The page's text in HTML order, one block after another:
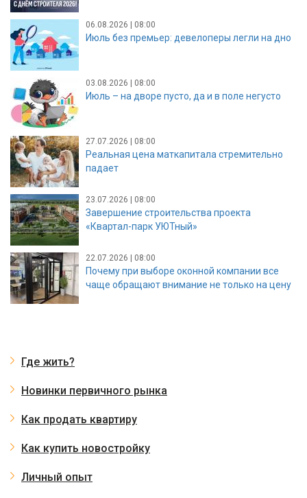
06.08.2026 | 08:00
Июль без премьер: девелоперы легли на дно
03.08.2026 | 08:00
Июль – на дворе пусто, да и в поле негусто
27.07.2026 | 08:00
Реальная цена маткапитала стремительно
падает
23.07.2026 | 08:00
Завершение строительства проекта
«Квартал-парк УЮТный»
22.07.2026 | 08:00
Почему при выборе оконной компании все
чаще обращают внимание не только на цену
Где жить?
Новинки первичного рынка
Как продать квартиру
Как купить новостройку
Личный опыт